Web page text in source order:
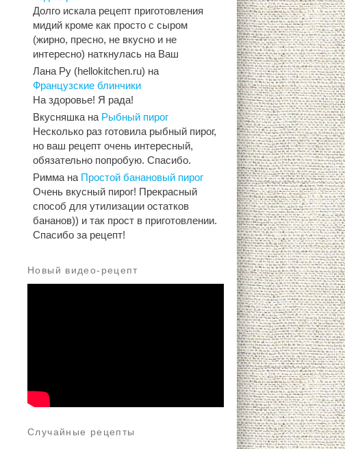
Долго искала рецепт приготовления
мидий кроме как просто с сыром
(жирно, пресно, не вкусно и не
интересно) наткнулась на Ваш
Лана Ру (hellokitchen.ru) на
Французские блинчики
На здоровье! Я рада!
Вкусняшка на Рыбный пирог
Несколько раз готовила рыбный пирог,
но ваш рецепт очень интересный,
обязательно попробую. Спасибо.
Римма на Простой банановый пирог
Очень вкусный пирог! Прекрасный
способ для утилизации остатков
бананов)) и так прост в приготовлении.
Спасибо за рецепт!
Новый видео-рецепт
Случайные рецепты